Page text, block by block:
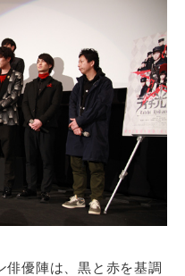
俳優陣は、黒と赤を基調